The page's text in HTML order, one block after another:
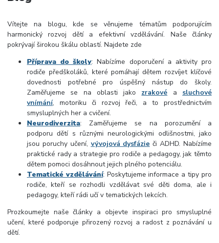
Vítejte na blogu,kde se věnujeme tématům podporujícím
harmonický rozvoj dětí a efektivní vzdělávání. Naše články
pokrývají širokou škálu oblastí. Najdete zde
Příprava do školy:Nabízíme doporučení a aktivity pro
rodiče předškoláků, které pomáhají dětem rozvíjet klíčové
dovednosti potřebné pro úspěšný nástup do školy.
Zaměřujeme se na oblasti jako zrakové a sluchové
vnímání, motoriku či rozvoj řeči, a to prostřednictvím
smysluplných her a cvičení.
Neurodiverzita: Zaměřujeme se na porozumění a
podporu dětí s různými neurologickými odlišnostmi, jako
jsou poruchy učení, vývojová dysfázie či ADHD. Nabízíme
praktické rady a strategie pro rodiče a pedagogy, jak těmto
dětem pomoci dosáhnout jejich plného potenciálu.
Tematické vzdělávání: Poskytujeme informace a tipy pro
rodiče, kteří se rozhodli vzdělávat své děti doma, ale i
pedagogy, kteří rádi učí v tematických lekcích.
Prozkoumejte naše články a objevte inspiraci pro smysluplné
učení, které podporuje přirozený rozvoj a radost z poznávání u
dětí.